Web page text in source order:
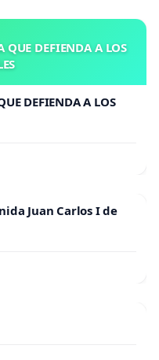
QUE DEFIENDA A LOS
DEFIENDA A LOS
Juan Carlos I de